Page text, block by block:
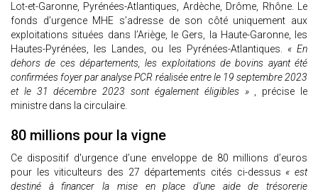
Lot-et-Garonne, Pyrénées-Atlantiques, Ardèche, Drôme, Rhône. Le
fonds d’urgence MHE s’adresse de son côté uniquement aux
exploitations situées dans l’Ariège, le Gers, la Haute-Garonne, les
Hautes-Pyrénées, les Landes, ou les Pyrénées-Atlantiques. « En
dehors de ces départements, les exploitations de bovins ayant été
confirmées foyer par analyse PCR réalisée entre le 19 septembre 2023
et le 31 décembre 2023 sont également éligibles » , précise le
ministre dans la circulaire.
80 millions pour la vigne
Ce dispositif d'urgence d’une enveloppe de 80 millions d’euros
pour les viticulteurs des 27 départements cités ci-dessus « est
destiné à financer la mise en place d'une aide de trésorerie